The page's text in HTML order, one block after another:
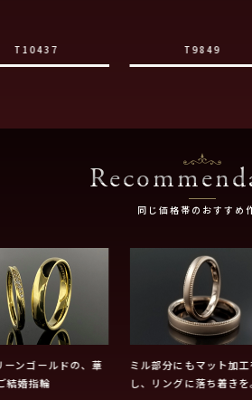
T10437 T9849
同じ価格帯のおすすめ
ーンゴールドの、華
結婚指輪
ミル部分にもマット加工
し、リングに落ち着きを